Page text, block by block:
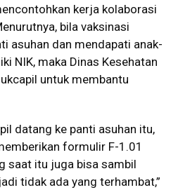
kerja kolaborasi
bila vaksinasi
asuhan dan mendapati anak-
NIK, maka Dinas Kesehatan
untuk membantu
datang ke panti asuhan itu,
formulir F-1.01
saat itu juga bisa sambil
tidak ada yang terhambat,”